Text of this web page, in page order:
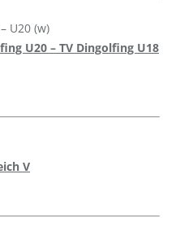
U20 (w)
U20 – TV Dingolfing U18
V